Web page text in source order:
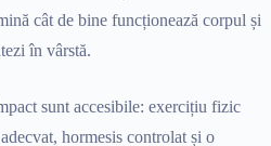
cât de bine funcționează corpul și
în vârstă.
sunt accesibile: exercițiu fizic
hormesis controlat și o